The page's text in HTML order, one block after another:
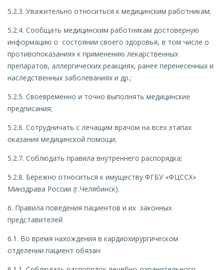
5.2.3. Уважительно относиться к медицинским работникам;
5.2.4. Сообщать медицинским работникам достоверную
информацию о состоянии своего здоровья, в том числе о
противопоказаниях к применению лекарственных
препаратов, аллергических реакциях, ранее перенесенных и
наследственных заболеваниях и др.;
5.2.5. Своевременно и точно выполнять медицинские
предписания;
5.2.6. Сотрудничать с лечащим врачом на всех этапах
оказания медицинской помощи;
5.2.7. Соблюдать правила внутреннего распорядка;
5.2.8. Бережно относиться к имуществу ФГБУ «ФЦССХ»
Минздрава России (г.Челябинск).
6. Правила поведения пациентов и их законных
представителей
6.1. Во время нахождения в кардиохирургическом
отделении пациент обязан: